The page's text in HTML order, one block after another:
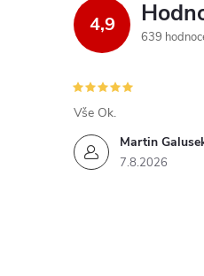
a
c
í
p
4,9
639
Martin
7.8.2026
Vše Ok.